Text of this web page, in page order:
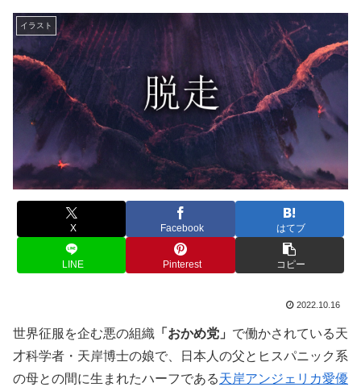
イラスト
X Facebook はてブ
LINE Pinterest コピー
2022.10.16
世界征服を企む悪の組織 「おかめ党」 で働かされている天
才科学者・天岸博士の娘で、日本人の父とヒスパニック系
の母との間に生まれたハーフである天岸アンジェリカ愛優